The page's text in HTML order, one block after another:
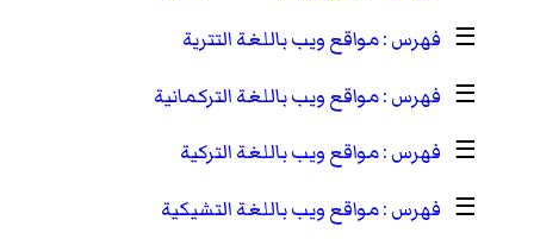
☰
مواقع ويب باللغة التترية
☰
مواقع ويب باللغة التركمانية
☰
مواقع ويب باللغة التركية
☰
مواقع ويب باللغة التشيكية